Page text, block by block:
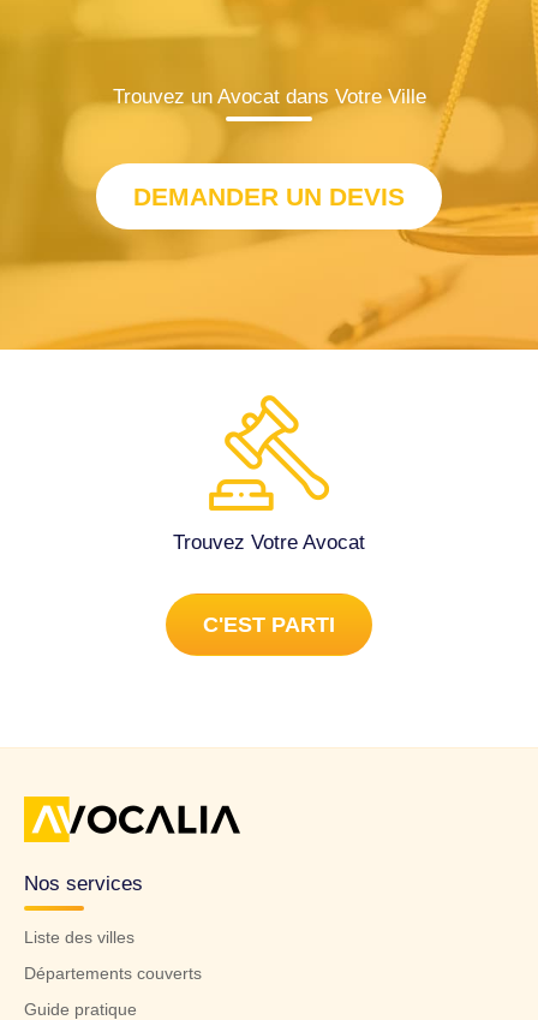
Trouvez un Avocat dans Votre Ville
DEMANDER UN DEVIS
Trouvez Votre Avocat
C'EST PARTI
Nos services
Liste des villes
Départements couverts
Guide pratique